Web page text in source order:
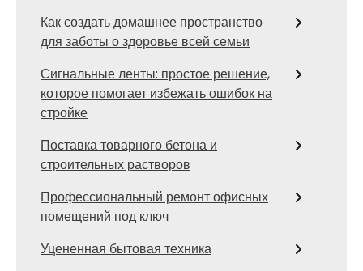
Как создать домашнее пространство
для заботы о здоровье всей семьи
Сигнальные ленты: простое решение,
которое помогает избежать ошибок на
стройке
Поставка товарного бетона и
строительных растворов
Профессиональный ремонт офисных
помещений под ключ
Уцененная бытовая техника